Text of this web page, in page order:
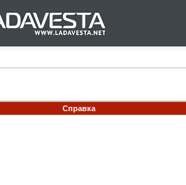
Справка